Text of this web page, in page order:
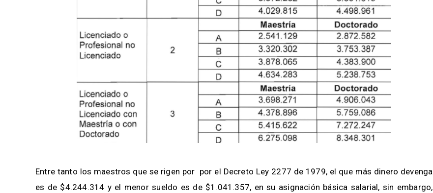
Entre tanto los maestros que se rigen por por el Decreto Ley 2277 de 1979, el que más dinero devenga
es de $4.244.314 y el menor sueldo es de $1.041.357, en su asignación básica salarial, sin embargo,